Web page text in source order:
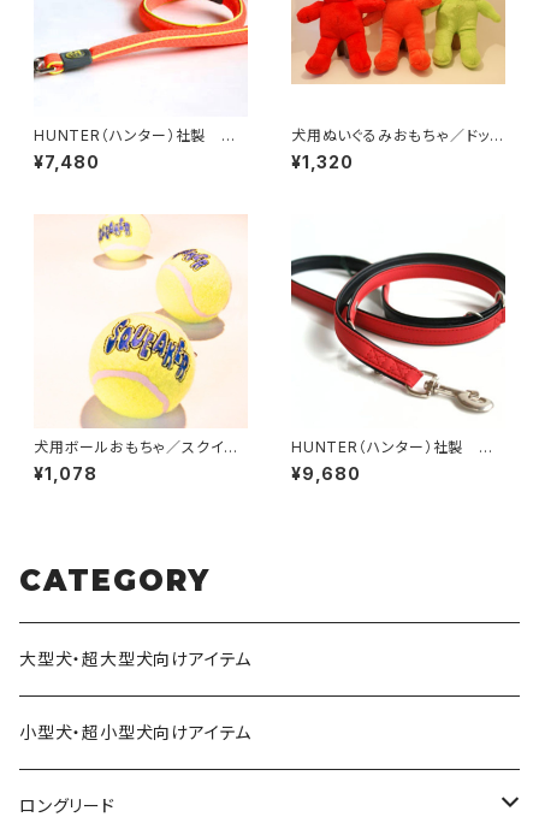
HUNTER（ハンター）社製 犬
用マウイリード 120cm
¥7,480
犬用ぬいぐるみおもちゃ／ドッグ
トイズ・スクイークフレンズ
¥1,320
犬用ボールおもちゃ／スクイー
カーテニスボール
¥1,078
HUNTER（ハンター）社製 犬
用ソフティ3wayリード【200c
m・リード幅1.5cm】
¥9,680
CATEGORY
大型犬・超大型犬向けアイテム
小型犬・超小型犬向けアイテム
ロングリード